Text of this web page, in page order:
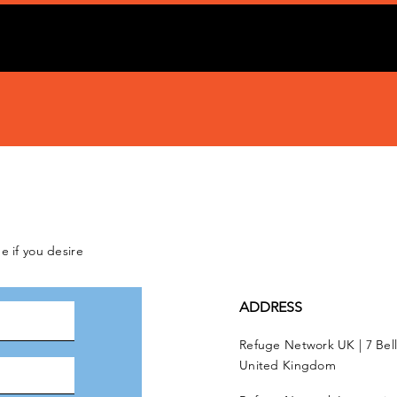
if you desire
ADDRESS
Refuge Network UK | 7
United Kingdom